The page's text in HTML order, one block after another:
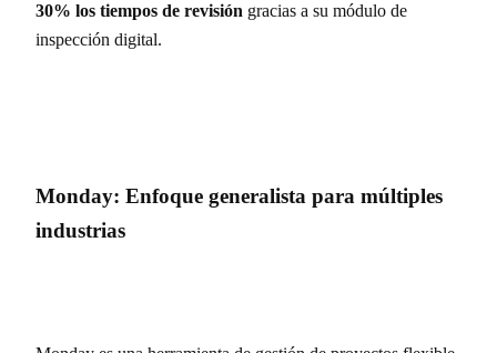
30% los tiempos de revisión gracias a su módulo de
inspección digital.
Monday: Enfoque generalista para múltiples
industrias